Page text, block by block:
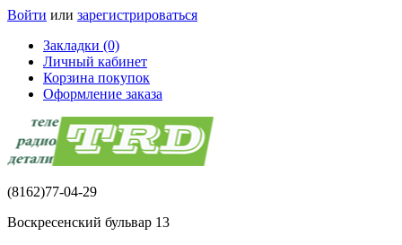
Войти или зарегистрироваться
Закладки (0)
Личный кабинет
Корзина покупок
Оформление заказа
(8162)77-04-29
Воскресенский бульвар 13